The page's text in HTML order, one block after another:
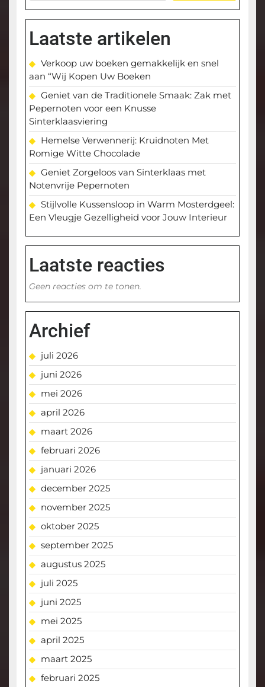
Laatste artikelen
Verkoop uw boeken gemakkelijk en snel
aan “Wij Kopen Uw Boeken
Geniet van de Traditionele Smaak: Zak met
Pepernoten voor een Knusse
Sinterklaasviering
Hemelse Verwennerij: Kruidnoten Met
Romige Witte Chocolade
Geniet Zorgeloos van Sinterklaas met
Notenvrije Pepernoten
Stijlvolle Kussensloop in Warm Mosterdgeel:
Een Vleugje Gezelligheid voor Jouw Interieur
Laatste reacties
Geen reacties om te tonen.
Archief
juli 2026
juni 2026
mei 2026
april 2026
maart 2026
februari 2026
januari 2026
december 2025
november 2025
oktober 2025
september 2025
augustus 2025
juli 2025
juni 2025
mei 2025
april 2025
maart 2025
februari 2025